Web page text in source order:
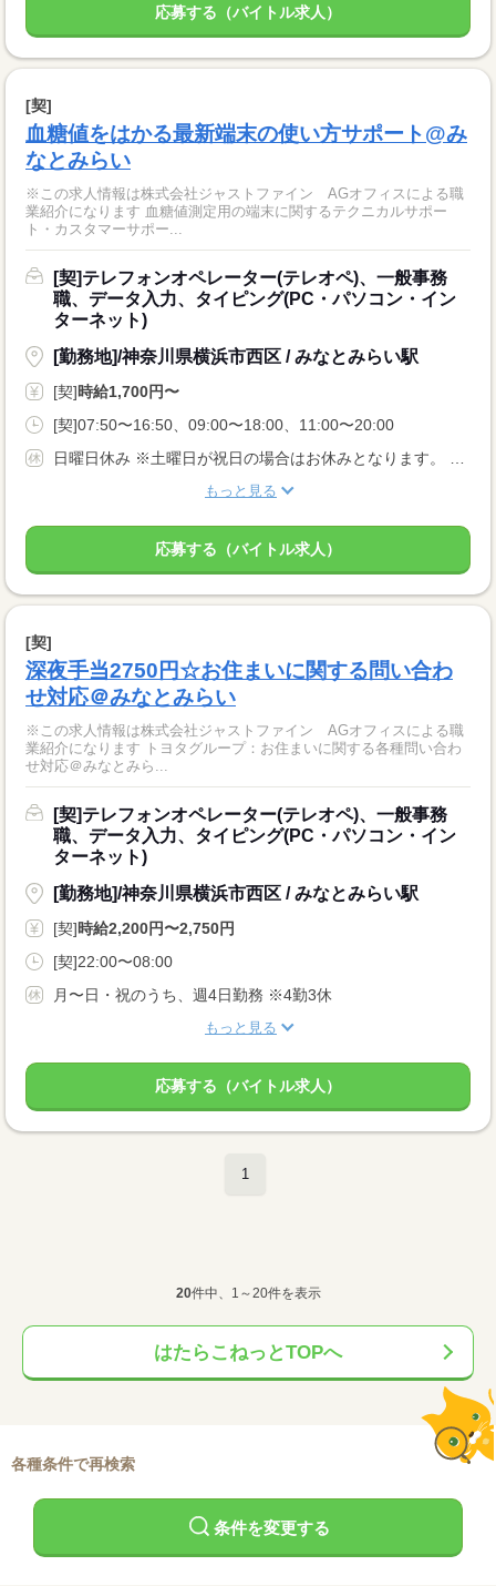
応募する（バイトル求人）
[契]
血糖値をはかる最新端末の使い方サポート@み
なとみらい
※この求人情報は株式会社ジャストファイン AGオフィスによる職
業紹介になります 血糖値測定用の端末に関するテクニカルサポー
ト・カスタマーサポー...
[契]テレフォンオペレーター(テレオペ)、一般事務
職、データ入力、タイピング(PC・パソコン・イン
ターネット)
[勤務地]/神奈川県横浜市西区 / みなとみらい駅
[契]時給1,700円〜
[契]07:50〜16:50、09:00〜18:00、11:00〜20:00
日曜日休み ※土曜日が祝日の場合はお休みとなります。 ■土曜日固定休み（平日のみ勤務）相談OK！ ■月曜日以外は固定休みも相談可能◎
もっと見る
応募する（バイトル求人）
[契]
深夜手当2750円☆お住まいに関する問い合わ
せ対応＠みなとみらい
※この求人情報は株式会社ジャストファイン AGオフィスによる職
業紹介になります トヨタグループ：お住まいに関する各種問い合わ
せ対応＠みなとみら...
[契]テレフォンオペレーター(テレオペ)、一般事務
職、データ入力、タイピング(PC・パソコン・イン
ターネット)
[勤務地]/神奈川県横浜市西区 / みなとみらい駅
[契]時給2,200円〜2,750円
[契]22:00〜08:00
月〜日・祝のうち、週4日勤務 ※4勤3休
もっと見る
応募する（バイトル求人）
1
20件中、1～20件を表示
はたらこねっとTOPへ
各種条件で再検索
条件を変更する